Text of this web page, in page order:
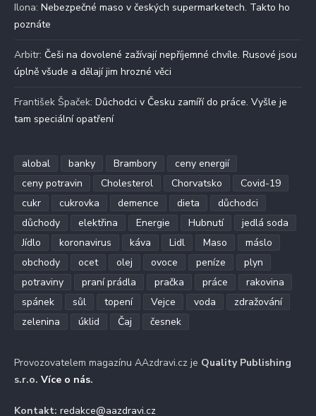
Ilona: Nebezpečné maso v českých supermarketech. Takto ho
poznáte
Arbitr: Češi na dovolené zažívají nepříjemné chvíle. Rusové jsou
úplně všude a dělají jim hrozné věci
František Špaček: Důchodci v Česku zamíří do práce. Vyšle je
tam speciální opatření
alobal banky Brambory
ceny energií
ceny potravin
Cholesterol Chorvatsko
Covid-19
cukr
cukrovka demence dieta
důchodci
důchody
elektřina Energie Hubnutí
jedlá soda
Jídlo
koronavirus káva Lidl Maso
máslo
obchody
ocet olej ovoce peníze
plyn
potraviny
praní prádla pračka práce
rakovina
spánek
sůl topení Vejce voda
zdražování
zelenina
úklid Čaj česnek
Provozovatelem magazínu AAzdravi.cz je Quality Publishing
s.r.o. Více o nás.
Kontakt: redakce@aazdravi.cz